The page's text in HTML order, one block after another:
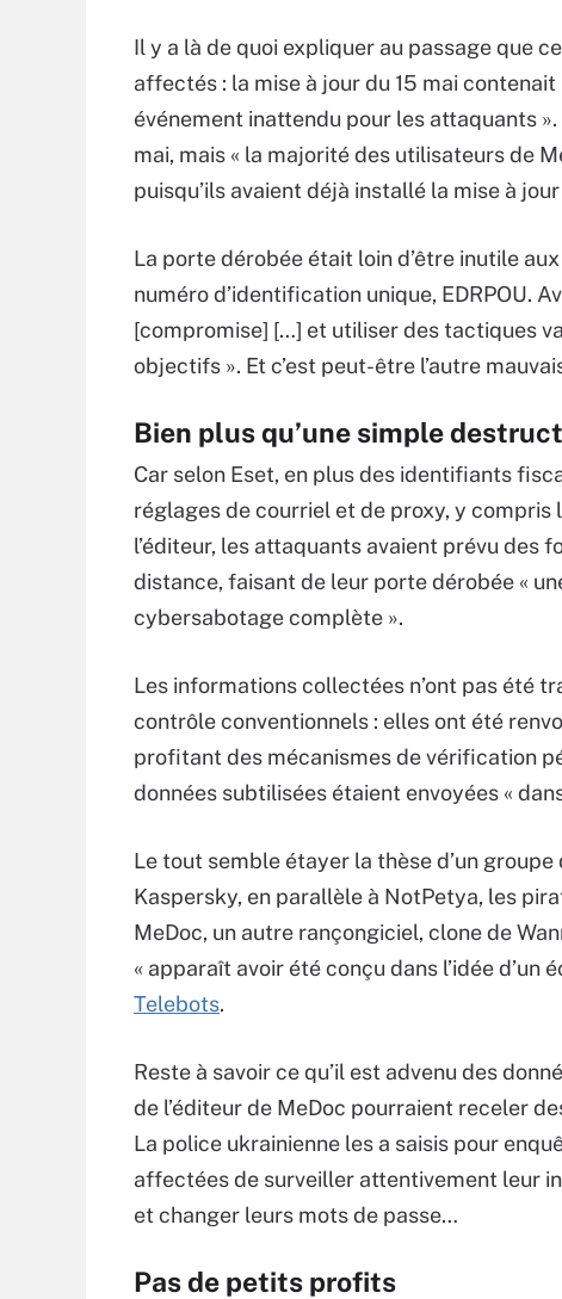
Il y a là de quoi expliquer au passage que
affectés : la mise à jour du 15 mai
événement inattendu pour les attaquants
mai, mais « la majorité des utilisateurs de
puisqu’ils avaient déjà installé la mise à
La porte dérobée était loin d’être inutile
numéro d’identification unique, EDRPOU.
[compromise] […] et utiliser des tactiques
objectifs ». Et c’est peut-être l’autre
Bien plus qu’une simple
Car selon Eset, en plus des identifiants
réglages de courriel et de proxy, y compris
l’éditeur, les attaquants avaient prévu des
distance, faisant de leur porte dérobée «
cybersabotage complète ».
Les informations collectées n’ont pas été
contrôle conventionnels : elles ont été
profitant des mécanismes de vérification
données subtilisées étaient envoyées «
Le tout semble étayer la thèse d’un
Kaspersky, en parallèle à NotPetya, les
MeDoc, un autre rançongiciel, clone de
« apparaît avoir été conçu dans l’idée d’un
Telebots.
Reste à savoir ce qu’il est advenu des
de l’éditeur de MeDoc pourraient receler
La police ukrainienne les a saisis pour
affectées de surveiller attentivement leur
et changer leurs mots de passe…
Pas de petits profits